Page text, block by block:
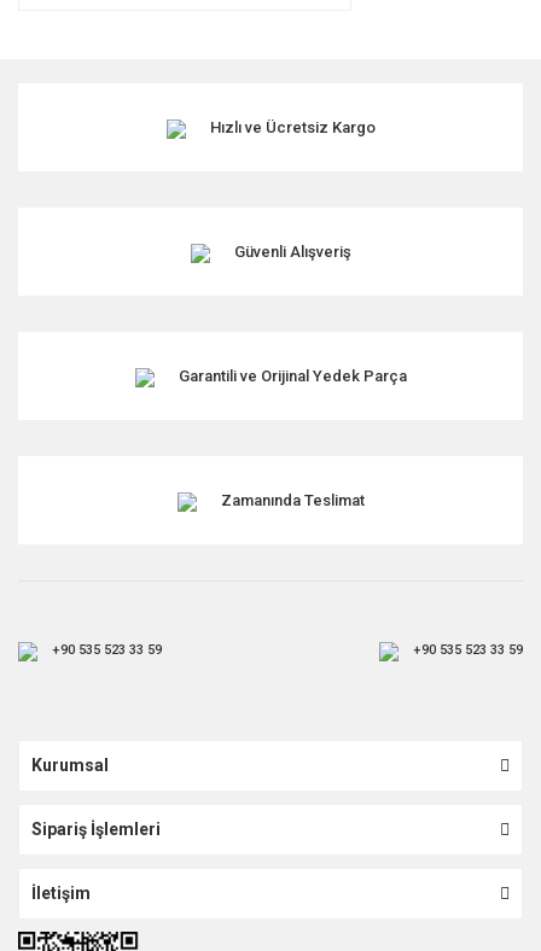
Hızlı ve Ücretsiz Kargo
Güvenli Alışveriş
Garantili ve Orijinal Yedek Parça
Zamanında Teslimat
+90 535 523 33 59 +90 535 523 33 59
Kurumsal
Sipariş İşlemleri
İletişim